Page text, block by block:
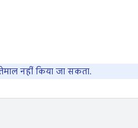
नहीं किया जा सकता.